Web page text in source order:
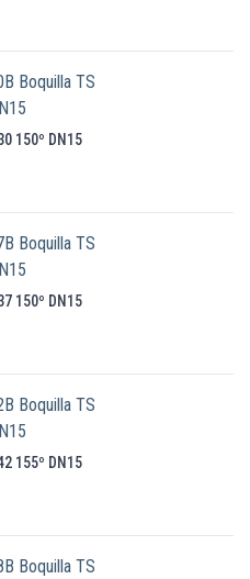
150º DN15
150º DN15
155º DN15